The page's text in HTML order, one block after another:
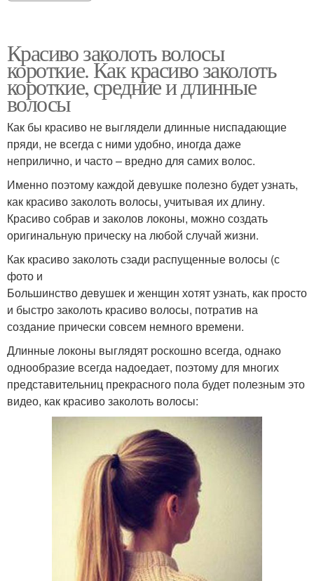
Красиво заколоть волосы
короткие. Как красиво заколоть
короткие, средние и длинные
волосы
Как бы красиво не выглядели длинные ниспадающие
пряди, не всегда с ними удобно, иногда даже
неприлично, и часто – вредно для самих волос.
Именно поэтому каждой девушке полезно будет узнать,
как красиво заколоть волосы, учитывая их длину.
Красиво собрав и заколов локоны, можно создать
оригинальную прическу на любой случай жизни.
Как красиво заколоть сзади распущенные волосы (с
фото и
Большинство девушек и женщин хотят узнать, как просто
и быстро заколоть красиво волосы, потратив на
создание прически совсем немного времени.
Длинные локоны выглядят роскошно всегда, однако
однообразие всегда надоедает, поэтому для многих
представительниц прекрасного пола будет полезным это
видео, как красиво заколоть волосы: